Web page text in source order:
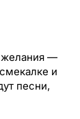
желания —
и
песни,